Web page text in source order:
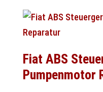
Fiat ABS
Pumpenmotor